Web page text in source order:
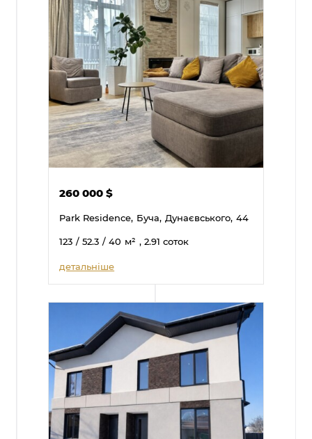
260 000$
Park Residence, Буча, Дунаєвського, 44
123 / 52.3 / 40 м² , 2.91 соток
детальніше